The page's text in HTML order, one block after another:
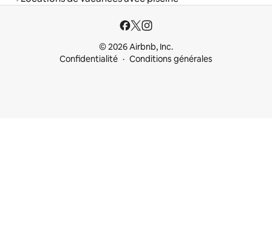
© 2026 Airbnb, Inc.
Confidentialité
Conditions générales